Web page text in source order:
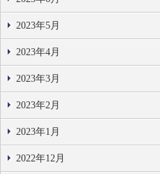
2023年5月
2023年4月
2023年3月
2023年2月
2023年1月
2022年12月